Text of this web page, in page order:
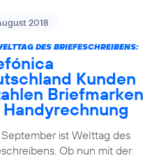
2018
DES BRIEFESCHREIBENS:
Kunden
Briefmarken
September ist Welttag des
Ob nun mit der